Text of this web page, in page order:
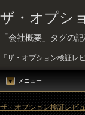
ザ・オプシ
「会社概要」タグの
「ザ・オプション検証レ
メニュー
ザ・オプション検証レビ